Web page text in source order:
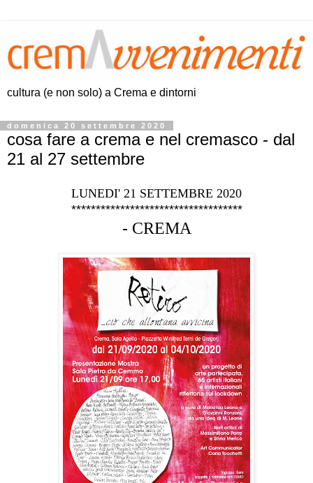
cultura (e non solo) a Crema e dintorni
domenica 20 settembre 2020
cosa fare a crema e nel cremasco - dal
21 al 27 settembre
LUNEDI' 21 SETTEMBRE 2020
***********************************
- CREMA